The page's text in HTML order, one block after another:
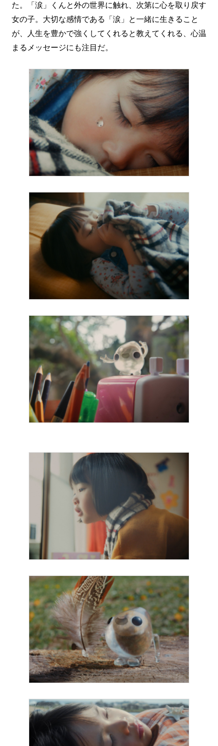
た。「涙」くんと外の世界に触れ、次第に心を取り戻す
女の子。大切な感情である「涙」と一緒に生きること
が、人生を豊かで強くしてくれると教えてくれる、心温
まるメッセージにも注目だ。